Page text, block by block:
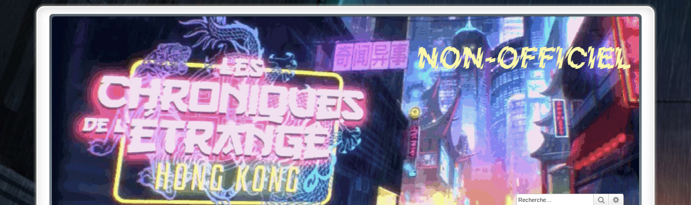
RechercherRecherche avancée
Chroniques de l'Étrange NO
Pour les amateurs des Chroniques de l'Étrange